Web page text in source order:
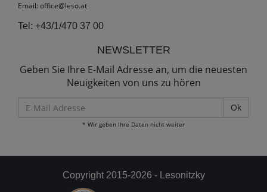
Email: office@leso.at
Tel: +43/1/470 37 00
NEWSLETTER
Geben Sie Ihre E-Mail Adresse an, um die neuesten
Neuigkeiten von uns zu hören
Mail
Adresse
* Wir geben Ihre Daten nicht weiter
Copyright 2015-2026 - Lesonitzky